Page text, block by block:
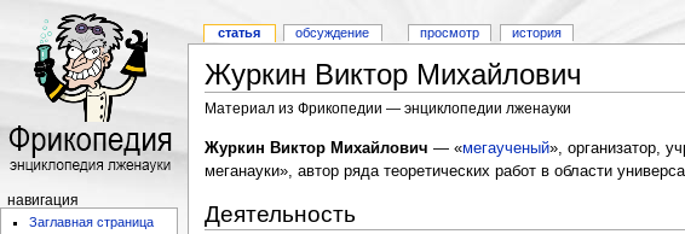
статья обсуждение просмотр история
навигация
Заглавная страница
Журкин Виктор Михайлович
Материал из Фрикопедии — энциклопедии лженауки
Журкин Виктор Михайлович — «мегаученый», организатор,
меганауки», автор ряда теоретических работ в области
Деятельность